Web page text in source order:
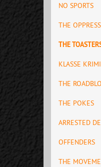
NO SPORTS
THE
THE
KLASSE
THE
THE POKES
ARRESTED
OFFENDERS
THE